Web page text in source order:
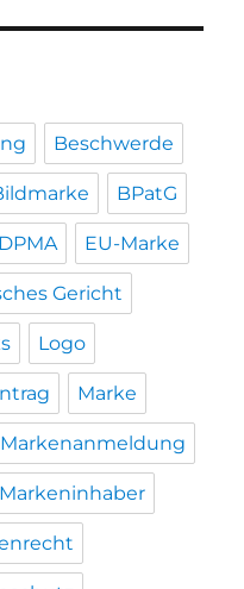
Beschwerde
BPatG
DPMA EU-Marke
Gericht
Logo
Marke
Markenanmeldung
Markeninhaber